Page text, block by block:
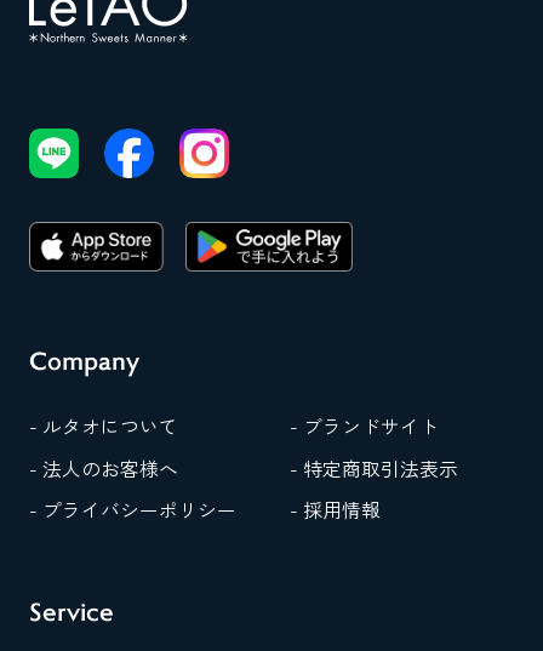
Company
- ルタオについて
- ブランドサイト
- 法人のお客様へ
- 特定商取引法表示
- プライバシーポリシー
- 採用情報
Service